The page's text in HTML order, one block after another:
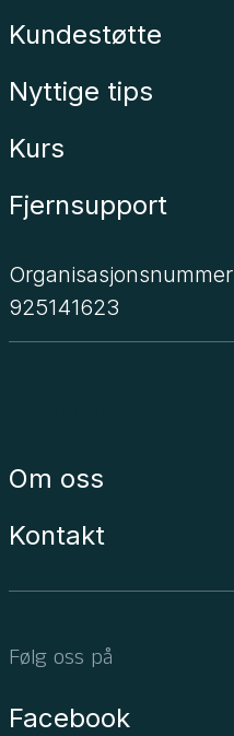
Kundestøtte
Nyttige tips
Kurs
Fjernsupport
Organisasjonsnummer
925141623
Om oss
Kontakt
Følg oss på
Facebook